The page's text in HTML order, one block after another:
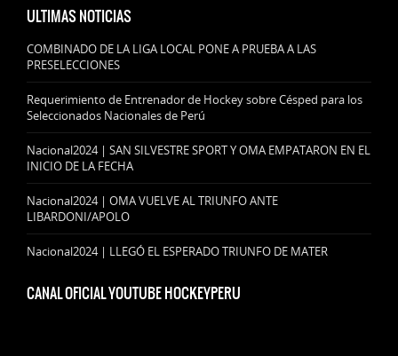
ULTIMAS NOTICIAS
COMBINADO DE LA LIGA LOCAL PONE A PRUEBA A LAS
PRESELECCIONES
Requerimiento de Entrenador de Hockey sobre Césped para los
Seleccionados Nacionales de Perú
Nacional2024 | SAN SILVESTRE SPORT Y OMA EMPATARON EN EL
INICIO DE LA FECHA
Nacional2024 | OMA VUELVE AL TRIUNFO ANTE
LIBARDONI/APOLO
Nacional2024 | LLEGÓ EL ESPERADO TRIUNFO DE MATER
CANAL OFICIAL YOUTUBE HOCKEYPERU